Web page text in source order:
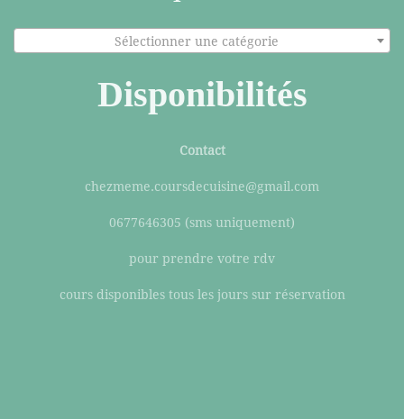
Sélectionner une catégorie
Disponibilités
Contact
chezmeme.coursdecuisine@gmail.com
0677646305 (sms uniquement)
pour prendre votre rdv
cours disponibles tous les jours sur réservation